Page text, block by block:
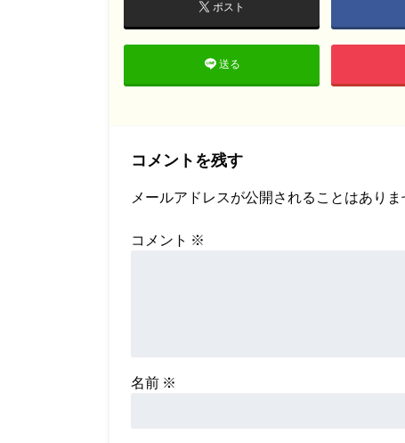
ポスト
送る
コメントを残す
メールアドレスが公開されることはありま
コメント ※
名前 ※